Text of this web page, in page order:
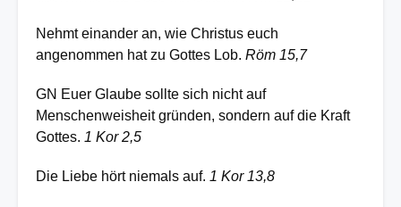
Nehmt einander an, wie Christus euch
angenommen hat zu Gottes Lob. Röm 15,7
GN Euer Glaube sollte sich nicht auf
Menschenweisheit gründen, sondern auf die Kraft
Gottes. 1 Kor 2,5
Die Liebe hört niemals auf. 1 Kor 13,8